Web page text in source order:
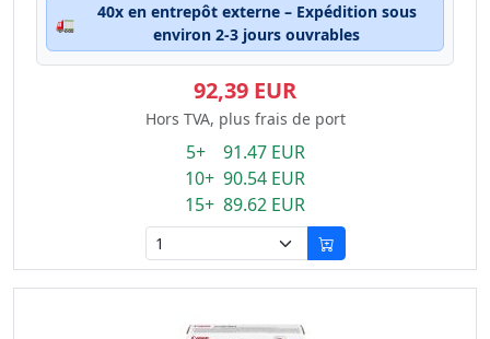
🚛
40x en entrepôt externe – Expédition sous
environ 2-3 jours ouvrables
92,39 EUR
Hors TVA, plus frais de port
5+ 91.47 EUR
10+ 90.54 EUR
15+ 89.62 EUR